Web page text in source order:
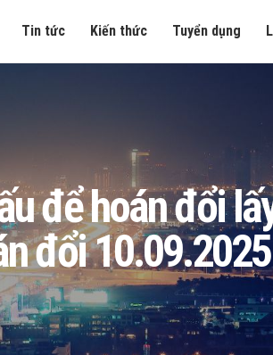
Tin tức Kiến thức Tuyển dụng
để hoán đổi
đổi 10.09.2025